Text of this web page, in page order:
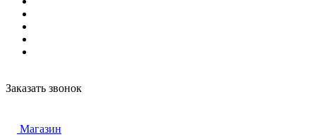
Заказать звонок
Магазин